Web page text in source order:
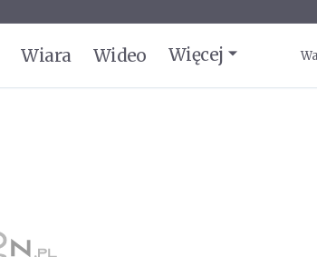
Wiara Wideo Więcej